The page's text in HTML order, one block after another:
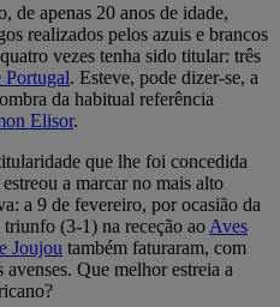
de apenas 20 anos de idade,
realizados pelos azuis e brancos
vezes tenha sido titular: três
Portugal. Esteve, pode dizer-se, a
da habitual referência
Elisor.
que lhe foi concedida
a marcar no mais alto
a 9 de fevereiro, por ocasião da
triunfo (3-1) na receção ao Aves
Joujou também faturaram, com
avenses. Que melhor estreia a